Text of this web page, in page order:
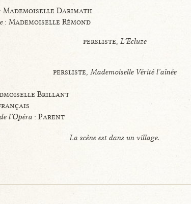
Darimath
: Mademoiselle Rémond
persliste, L’Ecluze
persliste, Mademoiselle Vérité l’aînée
Brillant
l’Opéra: Parent
La scène est dans un village.